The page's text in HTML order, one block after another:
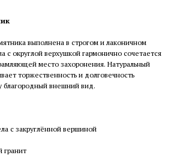
выполнена в строгом и лаконичном
с округлой верхушкой гармонично сочетается
место захоронения. Натуральный
торжественность и долговечность
благородный внешний вид.
с закруглённой вершиной
гранит